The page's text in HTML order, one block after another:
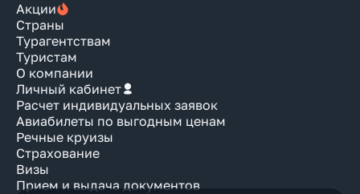
Акции
Страны
Турагентствам
Туристам
О компании
Личный кабинет
Расчет индивидуальных заявок
Авиабилеты по выгодным ценам
Речные круизы
Страхование
Визы
Прием и выдача документов